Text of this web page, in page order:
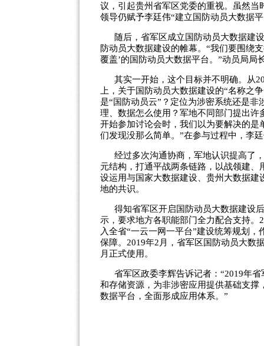
议，引起贵州省军区党委的重视。虽然
领导仍赋予李廷伟“建立国防动员大数据
随后，省军区成立国防动员大数据建
防动员大数据建设的帷幕。“我们要围绕
覆盖’的国防动员大数据平台。”动员局局
其实一开始，这个目标并不明确。从
上，关于国防动员大数据建设的“名称之
是“国防动员云”？定位为涉密系统还是
理、数据怎么使用？军地不同部门提出
开始参加讨论会时，我们以为要解决的
们发现没那么简单。”在参与过程中，李
经过多次沟通协商，军地认识提高了
元结构，打通平战两条链路，以战领建
设运用与国家大数据建设、贵州大数据
地的共识。
得知省军区开启国防动员大数据建设
示，要求地方各职能部门全力配合支持
入全省“一云一网一平台”建设统筹规划
保障。2019年2月，省军区国防动员大数
月正式使用。
省军区政委李辉告诉记者：“2019年
和存储资源，为非涉密应用提供基础支
数据平台，全面形成应用体系。”